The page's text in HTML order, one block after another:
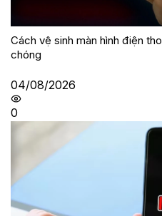
Cách vệ sinh màn hình điện
chóng
04/08/2026
0